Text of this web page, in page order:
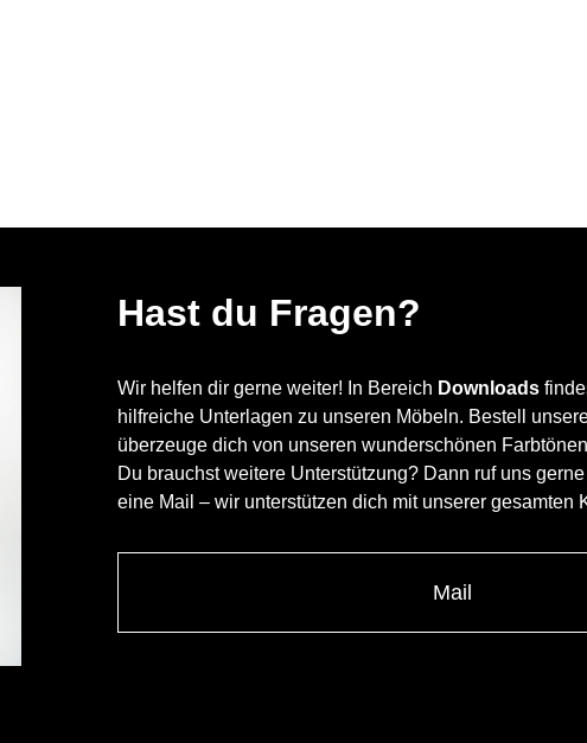
Hast du Fragen?
Wir helfen dir gerne weiter! In Bereich Downloads
hilfreiche Unterlagen zu unseren Möbeln. Bestell
überzeuge dich von unseren wunderschönen
Du brauchst weitere Unterstützung? Dann ruf uns
eine Mail – wir unterstützen dich mit unserer gesamten
Mail